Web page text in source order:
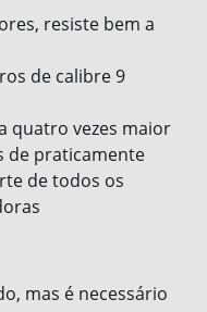
resiste bem a
de calibre 9
quatro vezes maior
de praticamente
de todos os
mas é necessário